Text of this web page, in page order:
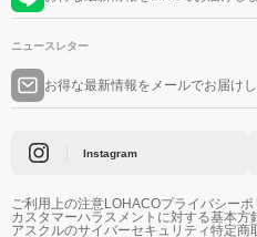
ニュースレター
お得な最新情報をメールでお届け
Instagram
ご利用上の注意LOHACOプライバシーポ
カスタマーハラスメントに対する基本方
アスクルのサイバーセキュリティ特定商